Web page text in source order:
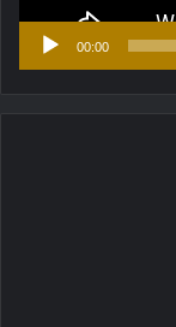
00:00